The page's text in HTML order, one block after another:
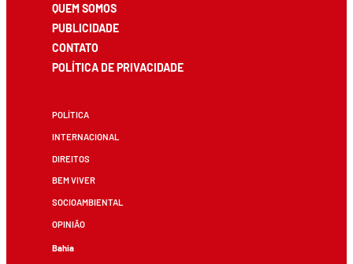
QUEM SOMOS
PUBLICIDADE
CONTATO
POLÍTICA DE PRIVACIDADE
POLÍTICA
INTERNACIONAL
DIREITOS
BEM VIVER
SOCIOAMBIENTAL
OPINIÃO
Bahia